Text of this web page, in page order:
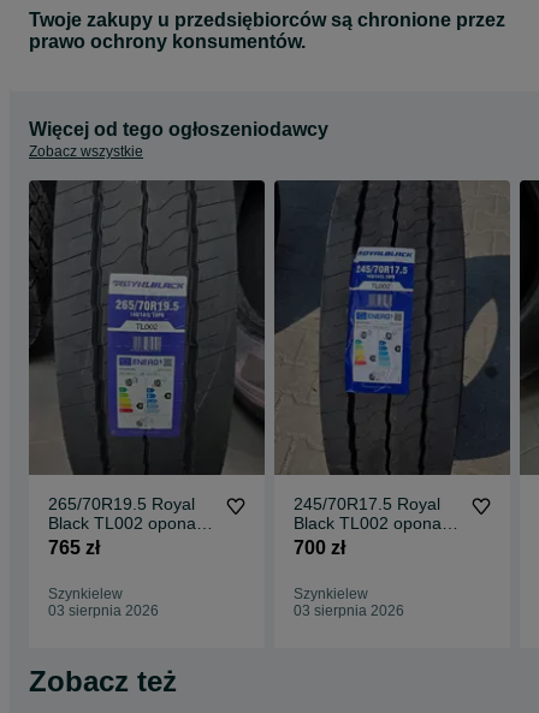
Twoje zakupy u przedsiębiorców są chronione przez
prawo ochrony konsumentów.
Więcej od tego ogłoszeniodawcy
Zobacz wszystkie
265/70R19.5 Royal
Black TL002 opona
ciężarowa naczepowa
765 zł
Szynkielew
03 sierpnia 2026
245/70R17.5 Royal
Black TL002 opona
ciężarowa naczepowa
700 zł
Szynkielew
03 sierpnia 2026
Zobacz też